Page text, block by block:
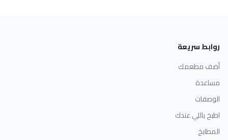
روابط سريعة
أضف مطعمك
مساعدة
الوصفات
اطبخ باللي عندك
المطابخ